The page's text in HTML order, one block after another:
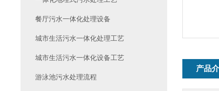
产品
餐厅污水一体化处理设备
城市生活污水一体化处理工艺
城市生活污水一体化设备工艺
游泳池污水处理流程